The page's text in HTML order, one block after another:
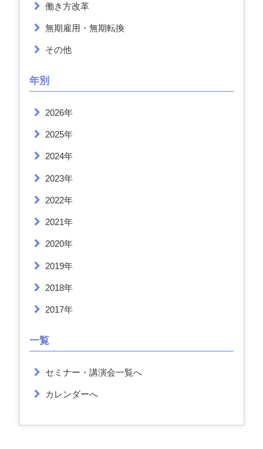
働き方改革
無期雇用・無期転換
その他
年別
2026年
2025年
2024年
2023年
2022年
2021年
2020年
2019年
2018年
2017年
一覧
セミナー・講演会一覧へ
カレンダーへ